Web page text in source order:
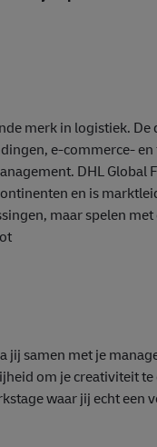
merk in logistiek.
e-commerce-
DHL
en is
maar spelen
samen met je
om je creativiteit
waar jij echt een